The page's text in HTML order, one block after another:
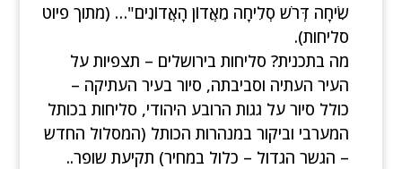
שִׂיחָה דְּרֹשׁ סְלִיחָה מֵאֲדוֹן הָאֲדוֹנִים"… (מתוך פיוט
סליחות).
מה בתכנית? סליחות בירושלים – תצפיות על
העיר העתיה וסביבתה, סיור בעיר העתיקה –
כולל סיור על גגות הרובע היהודי, סליחות בכותל
המערבי וביקור במנהרות הכותל (המסלול החדש
– הגשר הגדול – כלול במחיר) תקיעת שופר..